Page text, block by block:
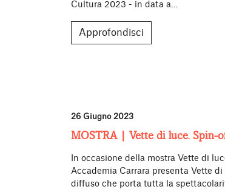
Cultura 2023 - in data a…
Approfondisci
26 Giugno 2023
MOSTRA | Vette di luce. Spin-
In occasione della mostra Vette di
Accademia Carrara presenta Vette
diffuso che porta tutta la